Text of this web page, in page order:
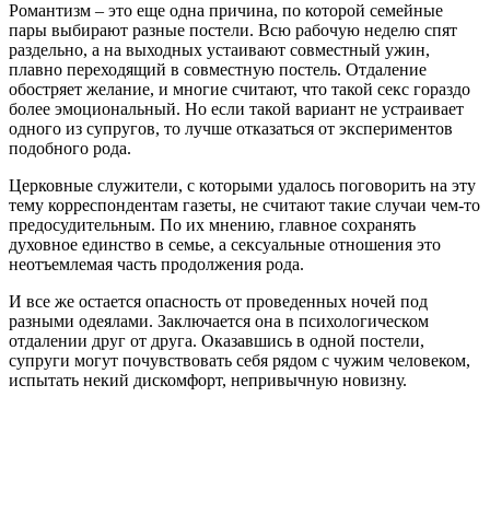
Романтизм – это еще одна причина, по которой семейные
пары выбирают разные постели. Всю рабочую неделю спят
раздельно, а на выходных устаивают совместный ужин,
плавно переходящий в совместную постель. Отдаление
обостряет желание, и многие считают, что такой секс гораздо
более эмоциональный. Но если такой вариант не устраивает
одного из супругов, то лучше отказаться от экспериментов
подобного рода.
Церковные служители, с которыми удалось поговорить на эту
тему корреспондентам газеты, не считают такие случаи чем-то
предосудительным. По их мнению, главное сохранять
духовное единство в семье, а сексуальные отношения это
неотъемлемая часть продолжения рода.
И все же остается опасность от проведенных ночей под
разными одеялами. Заключается она в психологическом
отдалении друг от друга. Оказавшись в одной постели,
супруги могут почувствовать себя рядом с чужим человеком,
испытать некий дискомфорт, непривычную новизну.